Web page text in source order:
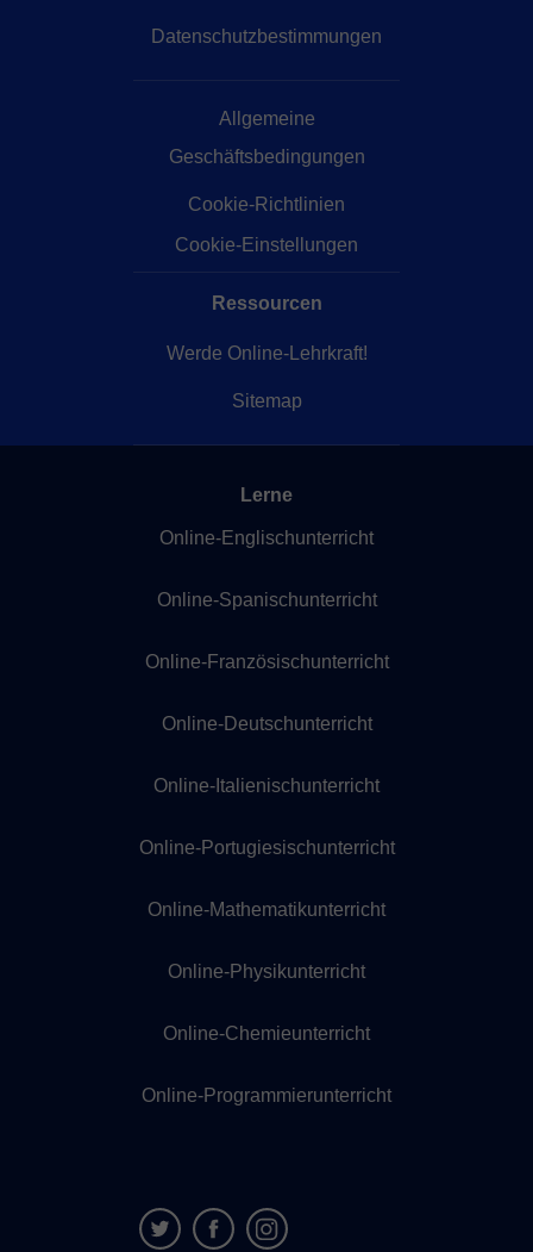
Datenschutzbestimmungen
Allgemeine
Geschäftsbedingungen
Cookie-Richtlinien
Cookie-Einstellungen
Ressourcen
Werde Online-Lehrkraft!
Sitemap
Lerne
Online-Englischunterricht
Online-Spanischunterricht
Online-Französischunterricht
Online-Deutschunterricht
Online-Italienischunterricht
Online-Portugiesischunterricht
Online-Mathematikunterricht
Online-Physikunterricht
Online-Chemieunterricht
Online-Programmierunterricht